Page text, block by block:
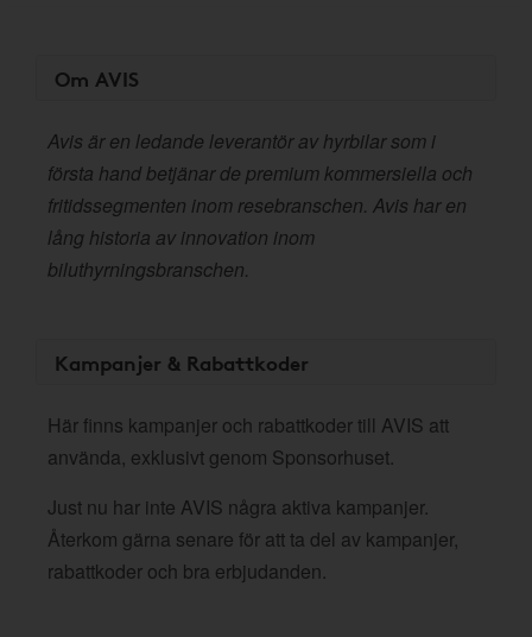
Om AVIS
Avis är en ledande leverantör av hyrbilar som i
första hand betjänar de premium kommersiella och
fritidssegmenten inom resebranschen. Avis har en
lång historia av innovation inom
biluthyrningsbranschen.
Kampanjer & Rabattkoder
Här finns kampanjer och rabattkoder till AVIS att
använda, exklusivt genom Sponsorhuset.
Just nu har inte AVIS några aktiva kampanjer.
Återkom gärna senare för att ta del av kampanjer,
rabattkoder och bra erbjudanden.